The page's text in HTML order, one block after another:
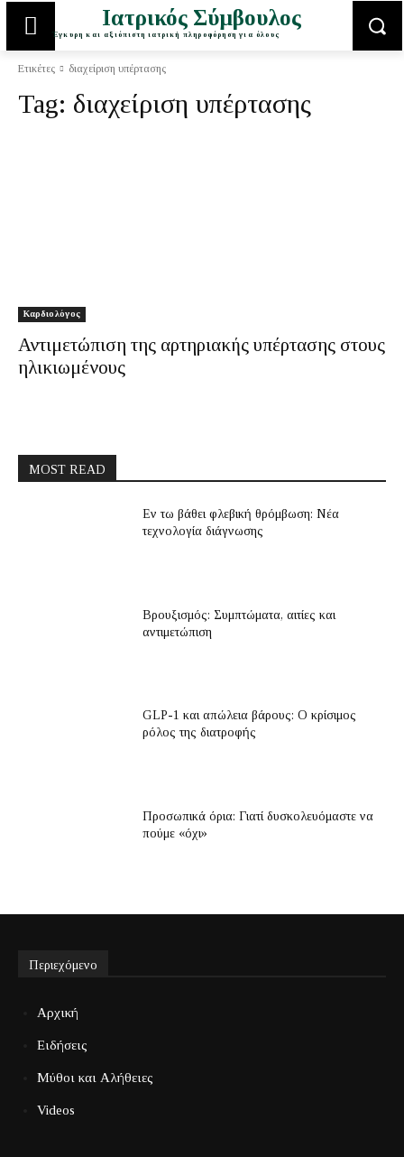
Ιατρικός Σύμβουλος
Έγκυρη και αξιόπιστη ιατρική πληροφόρηση για όλους
Ετικέτες διαχείριση υπέρτασης
Tag: διαχείριση υπέρτασης
Καρδιολόγος
Αντιμετώπιση της αρτηριακής υπέρτασης στους
ηλικιωμένους
MOST READ
Εν τω βάθει φλεβική θρόμβωση: Νέα
τεχνολογία διάγνωσης
Βρουξισμός: Συμπτώματα, αιτίες και
αντιμετώπιση
GLP-1 και απώλεια βάρους: Ο κρίσιμος
ρόλος της διατροφής
Προσωπικά όρια: Γιατί δυσκολευόμαστε να
πούμε «όχι»
Περιεχόμενο
Αρχική
Ειδήσεις
Μύθοι και Αλήθειες
Videos